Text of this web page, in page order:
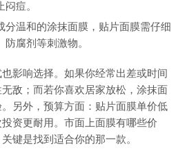
痘。
分温和的涂抹面膜，贴片面膜需仔细
腐剂等刺激物。
影响选择。如果你经常出差或时间
敌；而若你喜欢居家放松，涂抹面
另外，预算方面：贴片面膜单价低
资更耐用。市面上面膜有哪些价
键是找到适合你的那一款。